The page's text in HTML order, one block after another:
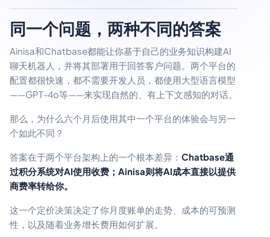
同一个问题，两种不同的答案
Ainisa和Chatbase都能让你基于自己的业务知识构建AI
聊天机器人，并将其部署用于回答客户问题。两个平台的
配置都很快速，都不需要开发人员，都使用大型语言模型
——GPT-4o等——来实现自然的、有上下文感知的对话。
那么，为什么六个月后使用其中一个平台的体验会与另一
个如此不同？
答案在于两个平台架构上的一个根本差异： Chatbase通
过积分系统对AI使用收费；Ainisa则将AI成本直接以提供
商费率转给你。
这一个定价决策决定了你月度账单的走势、成本的可预测
性，以及随着业务增长费用如何扩展。